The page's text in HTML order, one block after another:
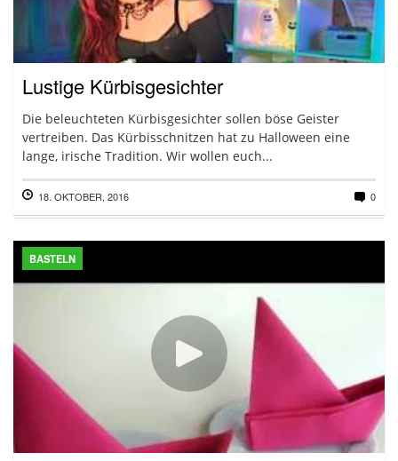
Lustige Kürbisgesichter
Die beleuchteten Kürbisgesichter sollen böse Geister
vertreiben. Das Kürbisschnitzen hat zu Halloween eine
lange, irische Tradition. Wir wollen euch...
18. OKTOBER, 2016 0
BASTELN